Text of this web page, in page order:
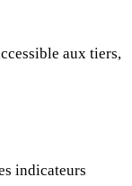
aux tiers,
indicateurs